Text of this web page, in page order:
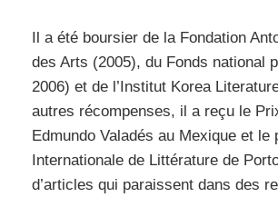
Il a été boursier de la Fondation
des Arts (2005), du Fonds national
2006) et de l’Institut Korea
autres récompenses, il a reçu le
Edmundo Valadés au Mexique et
Internationale de Littérature de
d’articles qui paraissent dans des